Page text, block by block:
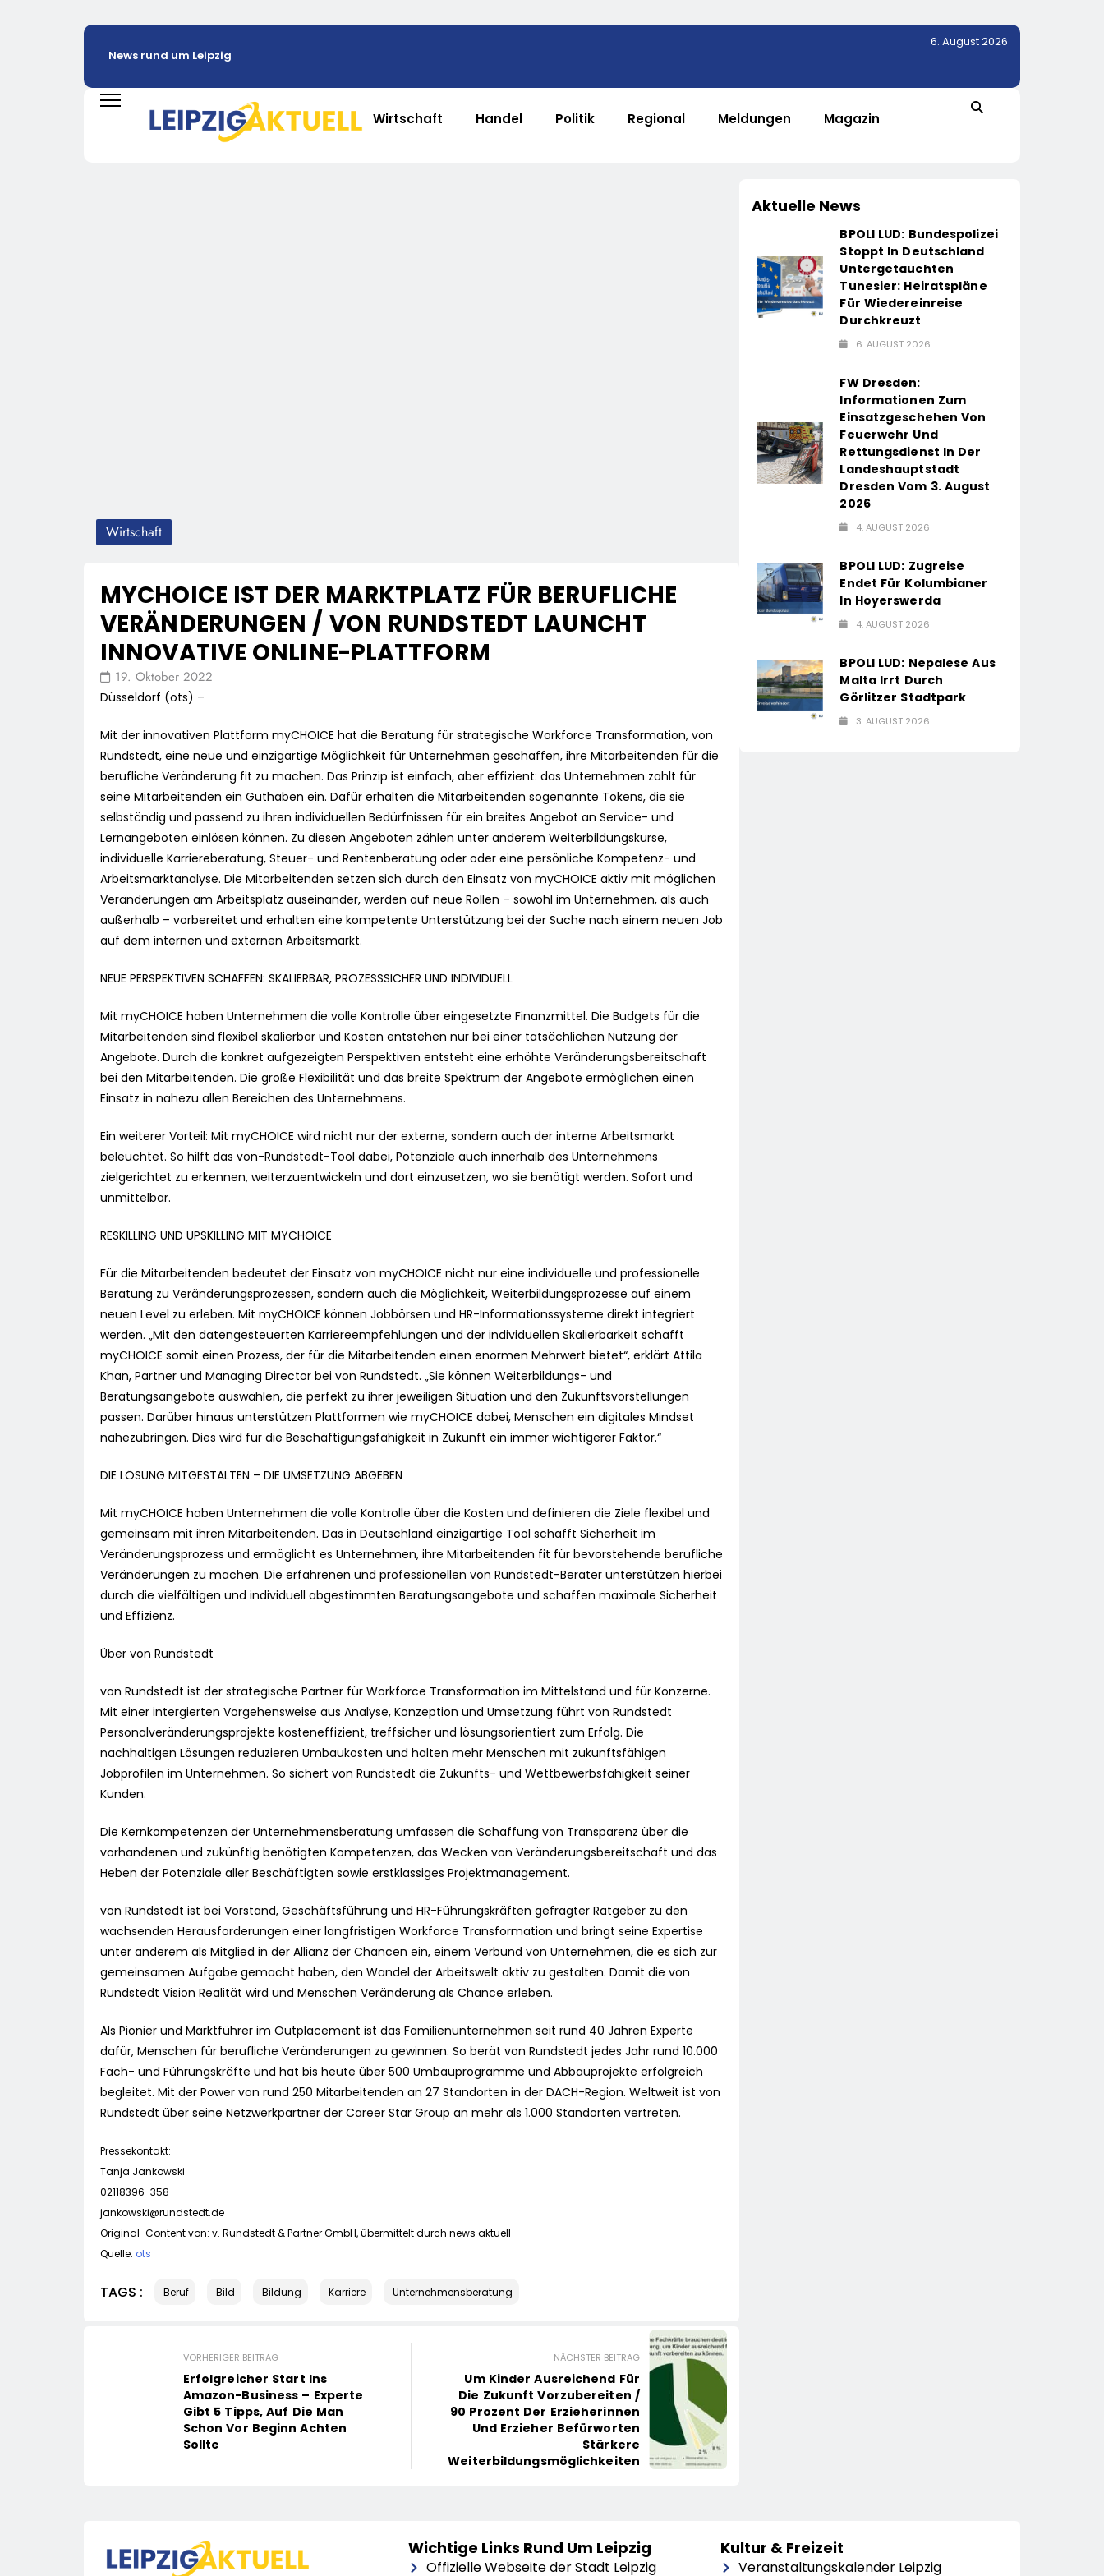
News rund um Leipzig
6. August 2026
Wirtschaft Handel Politik Regional Meldungen Magazin
Wirtschaft
MYCHOICE IST DER MARKTPLATZ FÜR BERUFLICHE
VERÄNDERUNGEN / VON RUNDSTEDT LAUNCHT
INNOVATIVE ONLINE-PLATTFORM
19. Oktober 2022
Düsseldorf (ots) –
Mit der innovativen Plattform myCHOICE hat die Beratung für strategische Workforce Transformation, von
Rundstedt, eine neue und einzigartige Möglichkeit für Unternehmen geschaffen, ihre Mitarbeitenden für die
berufliche Veränderung fit zu machen. Das Prinzip ist einfach, aber effizient: das Unternehmen zahlt für
seine Mitarbeitenden ein Guthaben ein. Dafür erhalten die Mitarbeitenden sogenannte Tokens, die sie
selbständig und passend zu ihren individuellen Bedürfnissen für ein breites Angebot an Service- und
Lernangeboten einlösen können. Zu diesen Angeboten zählen unter anderem Weiterbildungskurse,
individuelle Karriereberatung, Steuer- und Rentenberatung oder oder eine persönliche Kompetenz- und
Arbeitsmarktanalyse. Die Mitarbeitenden setzen sich durch den Einsatz von myCHOICE aktiv mit möglichen
Veränderungen am Arbeitsplatz auseinander, werden auf neue Rollen – sowohl im Unternehmen, als auch
außerhalb – vorbereitet und erhalten eine kompetente Unterstützung bei der Suche nach einem neuen Job
auf dem internen und externen Arbeitsmarkt.
NEUE PERSPEKTIVEN SCHAFFEN: SKALIERBAR, PROZESSSICHER UND INDIVIDUELL
Mit myCHOICE haben Unternehmen die volle Kontrolle über eingesetzte Finanzmittel. Die Budgets für die
Mitarbeitenden sind flexibel skalierbar und Kosten entstehen nur bei einer tatsächlichen Nutzung der
Angebote. Durch die konkret aufgezeigten Perspektiven entsteht eine erhöhte Veränderungsbereitschaft
bei den Mitarbeitenden. Die große Flexibilität und das breite Spektrum der Angebote ermöglichen einen
Einsatz in nahezu allen Bereichen des Unternehmens.
Ein weiterer Vorteil: Mit myCHOICE wird nicht nur der externe, sondern auch der interne Arbeitsmarkt
beleuchtet. So hilft das von-Rundstedt-Tool dabei, Potenziale auch innerhalb des Unternehmens
zielgerichtet zu erkennen, weiterzuentwickeln und dort einzusetzen, wo sie benötigt werden. Sofort und
unmittelbar.
RESKILLING UND UPSKILLING MIT MYCHOICE
Für die Mitarbeitenden bedeutet der Einsatz von myCHOICE nicht nur eine individuelle und professionelle
Beratung zu Veränderungsprozessen, sondern auch die Möglichkeit, Weiterbildungsprozesse auf einem
neuen Level zu erleben. Mit myCHOICE können Jobbörsen und HR-Informationssysteme direkt integriert
werden. „Mit den datengesteuerten Karriereempfehlungen und der individuellen Skalierbarkeit schafft
myCHOICE somit einen Prozess, der für die Mitarbeitenden einen enormen Mehrwert bietet“, erklärt Attila
Khan, Partner und Managing Director bei von Rundstedt. „Sie können Weiterbildungs- und
Beratungsangebote auswählen, die perfekt zu ihrer jeweiligen Situation und den Zukunftsvorstellungen
passen. Darüber hinaus unterstützen Plattformen wie myCHOICE dabei, Menschen ein digitales Mindset
nahezubringen. Dies wird für die Beschäftigungsfähigkeit in Zukunft ein immer wichtigerer Faktor.“
DIE LÖSUNG MITGESTALTEN – DIE UMSETZUNG ABGEBEN
Mit myCHOICE haben Unternehmen die volle Kontrolle über die Kosten und definieren die Ziele flexibel und
gemeinsam mit ihren Mitarbeitenden. Das in Deutschland einzigartige Tool schafft Sicherheit im
Veränderungsprozess und ermöglicht es Unternehmen, ihre Mitarbeitenden fit für bevorstehende berufliche
Veränderungen zu machen. Die erfahrenen und professionellen von Rundstedt-Berater unterstützen hierbei
durch die vielfältigen und individuell abgestimmten Beratungsangebote und schaffen maximale Sicherheit
und Effizienz.
Über von Rundstedt
von Rundstedt ist der strategische Partner für Workforce Transformation im Mittelstand und für Konzerne.
Mit einer intergierten Vorgehensweise aus Analyse, Konzeption und Umsetzung führt von Rundstedt
Personalveränderungsprojekte kosteneffizient, treffsicher und lösungsorientiert zum Erfolg. Die
nachhaltigen Lösungen reduzieren Umbaukosten und halten mehr Menschen mit zukunftsfähigen
Jobprofilen im Unternehmen. So sichert von Rundstedt die Zukunfts- und Wettbewerbsfähigkeit seiner
Kunden.
Die Kernkompetenzen der Unternehmensberatung umfassen die Schaffung von Transparenz über die
vorhandenen und zukünftig benötigten Kompetenzen, das Wecken von Veränderungsbereitschaft und das
Heben der Potenziale aller Beschäftigten sowie erstklassiges Projektmanagement.
von Rundstedt ist bei Vorstand, Geschäftsführung und HR-Führungskräften gefragter Ratgeber zu den
wachsenden Herausforderungen einer langfristigen Workforce Transformation und bringt seine Expertise
unter anderem als Mitglied in der Allianz der Chancen ein, einem Verbund von Unternehmen, die es sich zur
gemeinsamen Aufgabe gemacht haben, den Wandel der Arbeitswelt aktiv zu gestalten. Damit die von
Rundstedt Vision Realität wird und Menschen Veränderung als Chance erleben.
Als Pionier und Marktführer im Outplacement ist das Familienunternehmen seit rund 40 Jahren Experte
dafür, Menschen für berufliche Veränderungen zu gewinnen. So berät von Rundstedt jedes Jahr rund 10.000
Fach- und Führungskräfte und hat bis heute über 500 Umbauprogramme und Abbauprojekte erfolgreich
begleitet. Mit der Power von rund 250 Mitarbeitenden an 27 Standorten in der DACH-Region. Weltweit ist von
Rundstedt über seine Netzwerkpartner der Career Star Group an mehr als 1.000 Standorten vertreten.
Pressekontakt:
Tanja Jankowski
02118396-358
jankowski@rundstedt.de
Original-Content von: v. Rundstedt & Partner GmbH, übermittelt durch news aktuell
Quelle: ots
TAGS : Beruf Bild Bildung Karriere Unternehmensberatung
VORHERIGER BEITRAG
Erfolgreicher Start Ins
Amazon-Business – Experte
Gibt 5 Tipps, Auf Die Man
Schon Vor Beginn Achten
Sollte
NÄCHSTER BEITRAG
Um Kinder Ausreichend Für
Die Zukunft Vorzubereiten /
90 Prozent Der Erzieherinnen
Und Erzieher Befürworten
Stärkere
Weiterbildungsmöglichkeiten
Aktuelle News
BPOLI LUD: Bundespolizei
Stoppt In Deutschland
Untergetauchten
Tunesier: Heiratspläne
Für Wiedereinreise
Durchkreuzt
6. AUGUST 2026
FW Dresden:
Informationen Zum
Einsatzgeschehen Von
Feuerwehr Und
Rettungsdienst In Der
Landeshauptstadt
Dresden Vom 3. August
2026
4. AUGUST 2026
BPOLI LUD: Zugreise
Endet Für Kolumbianer
In Hoyerswerda
4. AUGUST 2026
BPOLI LUD: Nepalese Aus
Malta Irrt Durch
Görlitzer Stadtpark
3. AUGUST 2026
Wichtige Links Rund Um Leipzig
Offizielle Webseite der Stadt Leipzig
Kultur & Freizeit
Veranstaltungskalender Leipzig